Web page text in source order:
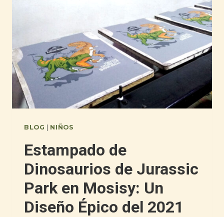
BLOG NIÑOS
Estampado de
Dinosaurios de Jurassic
Park en Mosisy: Un
Diseño Épico del 2021